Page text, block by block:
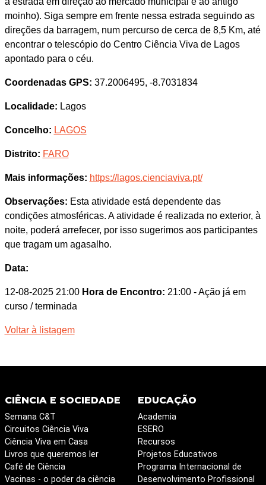
moinho). Siga sempre em frente nessa estrada seguindo as
direções da barragem, num percurso de cerca de 8,5 Km, até
encontrar o telescópio do Centro Ciência Viva de Lagos
apontado para o céu.
Coordenadas GPS: 37.2006495, -8.7031834
Localidade: Lagos
Concelho: LAGOS
Distrito: FARO
Mais informações: https://lagos.cienciaviva.pt/
Observações: Esta atividade está dependente das
condições atmosféricas. A atividade é realizada no exterior, à
noite, poderá arrefecer, por isso sugerimos aos participantes
que tragam um agasalho.
Data:
12-08-2025 21:00 Hora de Encontro: 21:00 - Ação já em
curso / terminada
Voltar à listagem
CIÊNCIA E SOCIEDADE
Semana C&T
Circuitos Ciência Viva
Ciência Viva em Casa
Livros que queremos ler
Café de Ciência
Vacinas - o poder da ciência
EDUCAÇÃO
Academia
ESERO
Recursos
Projetos Educativos
Programa Internacional de
Desenvolvimento Profissional